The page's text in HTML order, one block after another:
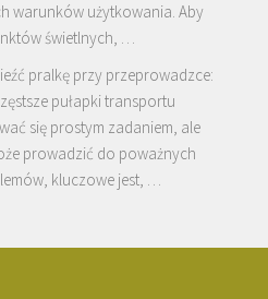
warunków użytkowania. Aby
świetlnych, …
pralkę przy przeprowadzce:
pułapki transportu
się prostym zadaniem, ale
prowadzić do poważnych
kluczowe jest, …